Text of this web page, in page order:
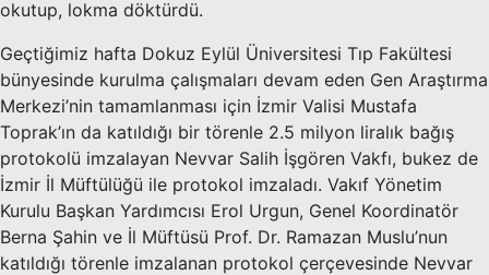
okutup, lokma döktürdü.
Geçtiğimiz hafta Dokuz Eylül Üniversitesi Tıp Fakültesi
bünyesinde kurulma çalışmaları devam eden Gen Araştırma
Merkezi’nin tamamlanması için İzmir Valisi Mustafa
Toprak’ın da katıldığı bir törenle 2.5 milyon liralık bağış
protokolü imzalayan Nevvar Salih İşgören Vakfı, bukez de
İzmir İl Müftülüğü ile protokol imzaladı. Vakıf Yönetim
Kurulu Başkan Yardımcısı Erol Urgun, Genel Koordinatör
Berna Şahin ve İl Müftüsü Prof. Dr. Ramazan Muslu’nun
katıldığı törenle imzalanan protokol çerçevesinde Nevvar